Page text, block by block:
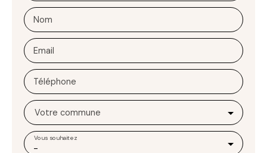
Nom
Email
Téléphone
Votre commune
-
Vous souhaitez